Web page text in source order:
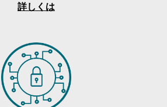
詳しくは